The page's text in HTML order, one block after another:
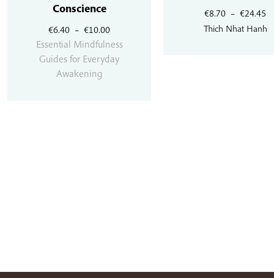
€6.40 – €10.00Plage
de
prix :
Conscience
Essential Mindfulness
Guides for Everyday
Awakening
€8.70 – €24.45
Thich Nhat Hanh